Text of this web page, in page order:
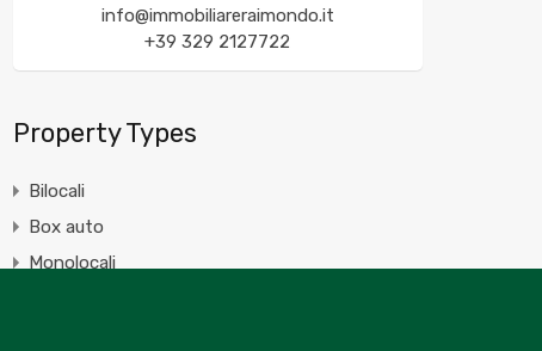
info@immobiliareraimondo.it
+39 329 2127722
Property Types
Bilocali
Box auto
Monolocali